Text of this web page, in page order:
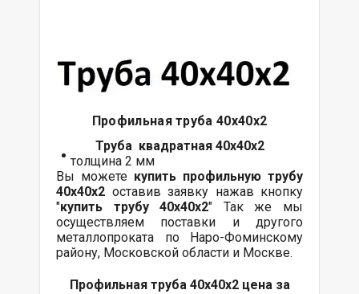
Профильная труба 40х40х2
Труба квадратная 40х40х2
толщина 2 мм
Вы можете купить профильную трубу
40х40х2 оставив заявку нажав кнопку
"купить трубу40х40х2" Так же мы
осуществляем поставки и другого
металлопроката по Наро-Фоминскому
району, Московской области и Москве.
Профильная труба 40х40х2 цена за